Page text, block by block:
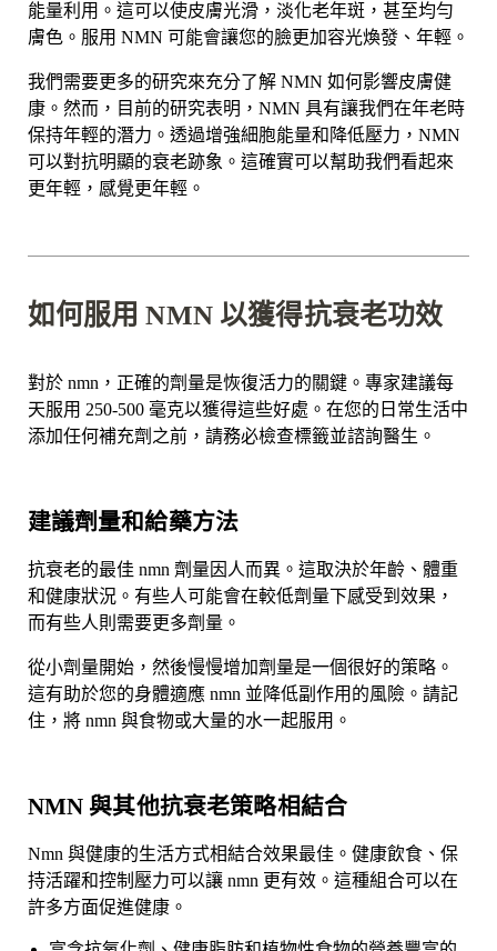
能量利用。這可以使皮膚光滑，淡化老年斑，甚至均勻
膚色。服用 NMN 可能會讓您的臉更加容光煥發、年輕。
我們需要更多的研究來充分了解 NMN 如何影響皮膚健
康。然而，目前的研究表明，NMN 具有讓我們在年老時
保持年輕的潛力。透過增強細胞能量和降低壓力，NMN
可以對抗明顯的衰老跡象。這確實可以幫助我們看起來
更年輕，感覺更年輕。
如何服用 NMN 以獲得抗衰老功效
對於 nmn，正確的劑量是恢復活力的關鍵。專家建議每
天服用 250-500 毫克以獲得這些好處。在您的日常生活中
添加任何補充劑之前，請務必檢查標籤並諮詢醫生。
建議劑量和給藥方法
抗衰老的最佳 nmn 劑量因人而異。這取決於年齡、體重
和健康狀況。有些人可能會在較低劑量下感受到效果，
而有些人則需要更多劑量。
從小劑量開始，然後慢慢增加劑量是一個很好的策略。
這有助於您的身體適應 nmn 並降低副作用的風險。請記
住，將 nmn 與食物或大量的水一起服用。
NMN 與其他抗衰老策略相結合
Nmn 與健康的生活方式相結合效果最佳。健康飲食、保
持活躍和控制壓力可以讓 nmn 更有效。這種組合可以在
許多方面促進健康。